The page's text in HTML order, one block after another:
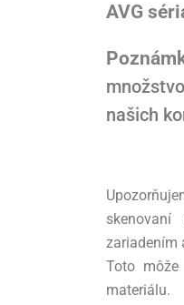
AVG
našich
zariadením
Toto
materiálu.